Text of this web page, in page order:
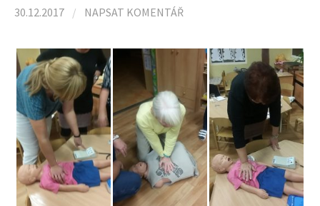
e
d
á
v
30.12.2017 / NAPSAT KOMENTÁŘ